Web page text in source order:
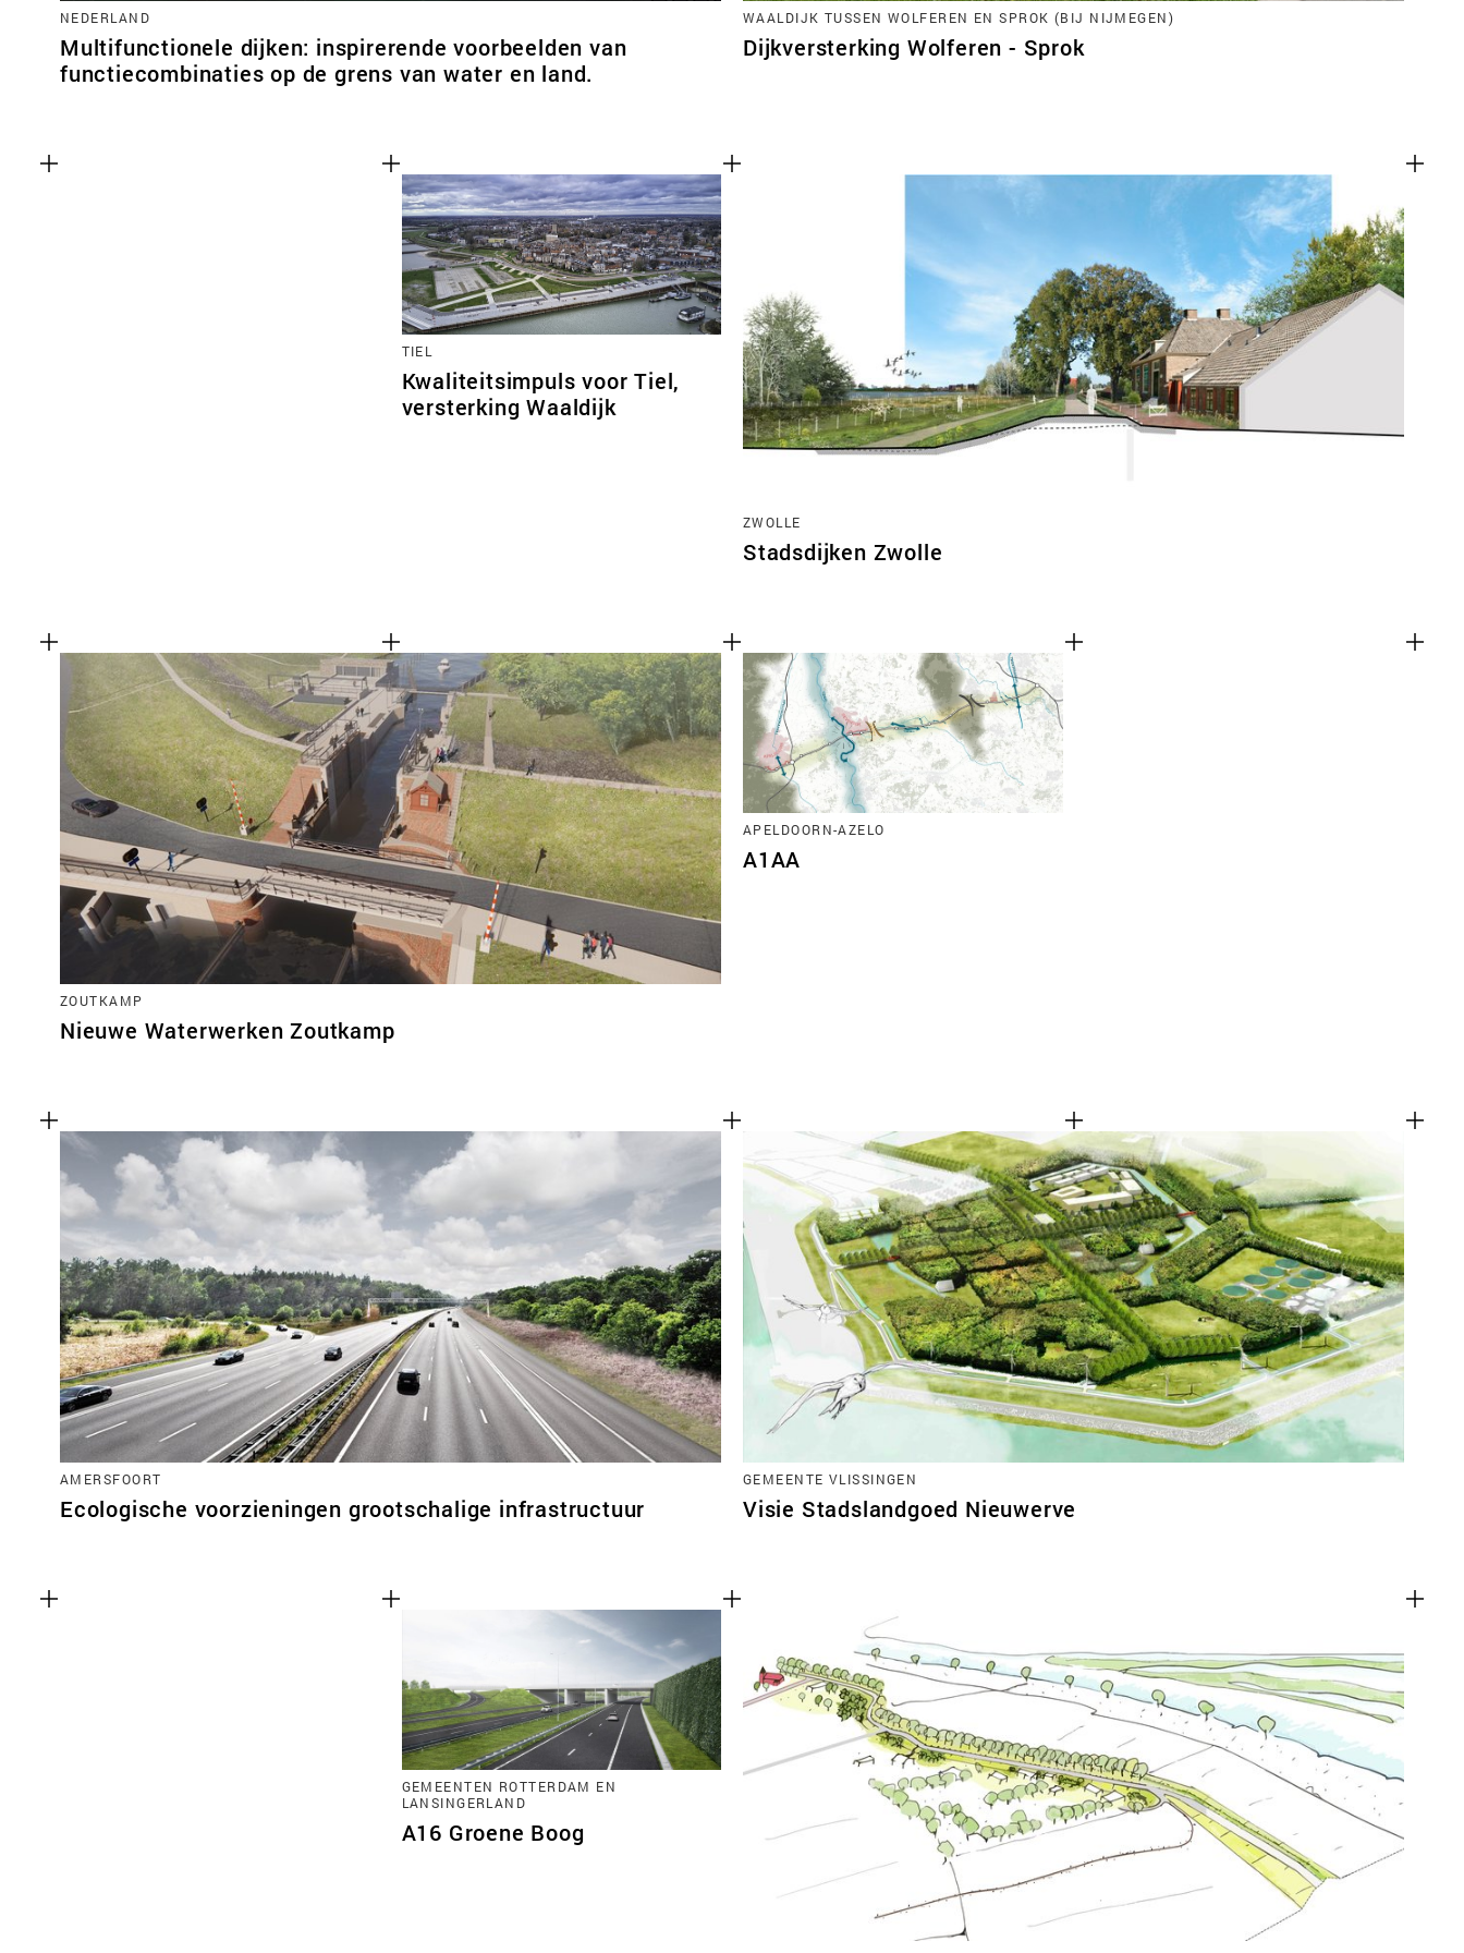
NEDERLAND
Multifunctionele dijken: inspirerende voorbeelden van
functiecombinaties op de grens van water en land.
WAALDIJK TUSSEN WOLFEREN EN SPROK (BIJ NIJMEGEN)
Dijkversterking Wolferen - Sprok
TIEL
Kwaliteitsimpuls voor Tiel,
versterking Waaldijk
ZWOLLE
Stadsdijken Zwolle
ZOUTKAMP
Nieuwe Waterwerken Zoutkamp
APELDOORN-AZELO
A1AA
AMERSFOORT
Ecologische voorzieningen grootschalige infrastructuur
GEMEENTE VLISSINGEN
Visie Stadslandgoed Nieuwerve
GEMEENTEN ROTTERDAM EN
LANSINGERLAND
A16 Groene Boog